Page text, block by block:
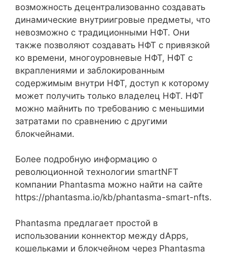
возможность децентрализованно создавать
динамические внутриигровые предметы, что
невозможно с традиционными НФТ. Они
также позволяют создавать НФТ с привязкой
ко времени, многоуровневые НФТ, НФТ с
вкраплениями и заблокированным
содержимым внутри НФТ, доступ к которому
может получить только владелец НФТ. НФТ
можно майнить по требованию с меньшими
затратами по сравнению с другими
блокчейнами.
Более подробную информацию о
революционной технологии smartNFT
компании Phantasma можно найти на сайте
https://phantasma.io/kb/phantasma-smart-nfts.
Phantasma предлагает простой в
использовании коннектор между dApps,
кошельками и блокчейном через Phantasma